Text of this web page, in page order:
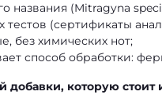
названия (Mitragyna
(сертификаты
без химических нот;
способ обработки:
добавки, которую стоит